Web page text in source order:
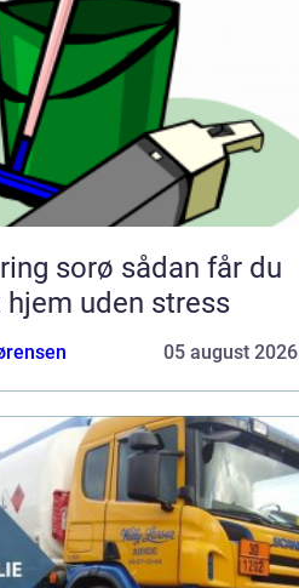
sådan får du
hjem uden stress
05 august 2026